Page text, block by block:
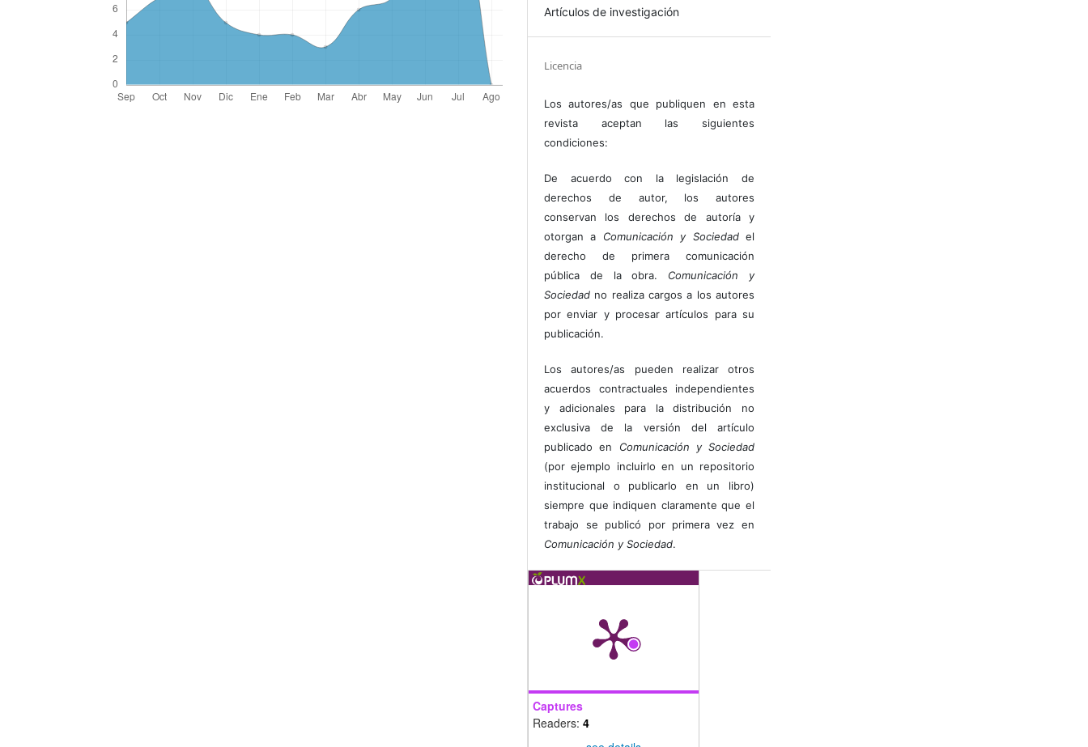
Artículos de investigación
Licencia
Los autores/as que publiquen en esta
revista aceptan las siguientes
condiciones:
De acuerdo con la legislación de
derechos de autor, los autores
conservan los derechos de autoría y
otorgan a Comunicación y Sociedadel
derecho de primera comunicación
pública de la obra. Comunicación y
Sociedad no realiza cargos a los autores
por enviar y procesar artículos para su
publicación.
Los autores/as pueden realizar otros
acuerdos contractuales independientes
y adicionales para la distribución no
exclusiva de la versión del artículo
publicado en Comunicación y Sociedad
(por ejemplo incluirlo en un repositorio
institucional o publicarlo en un libro)
siempre que indiquen claramente que el
trabajo se publicó por primera vez en
Comunicación y Sociedad.
Captures
Readers: 4